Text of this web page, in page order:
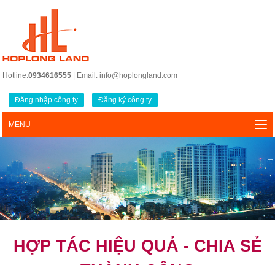
Hotline:0934616555 | Email: info@hoplongland.com
Đăng nhập công ty Đăng ký công ty
MENU
HỢP TÁC HIỆU QUẢ - CHIA SẺ